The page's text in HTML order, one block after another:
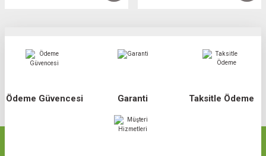
Ödeme Güvencesi Garanti Taksitle Ödeme